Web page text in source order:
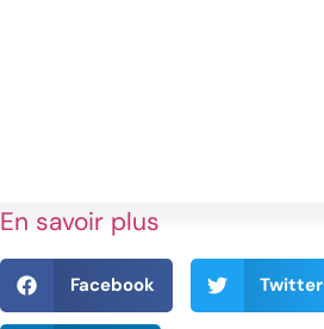
En savoir plus
Facebook Twitter